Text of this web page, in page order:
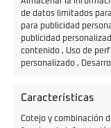
de datos limitados
para publicidad
publicidad
contenido , Uso de
personalizado ,
Características
Cotejo y combinación
sistema de
multifunción
tecnología TFT y
resto de los